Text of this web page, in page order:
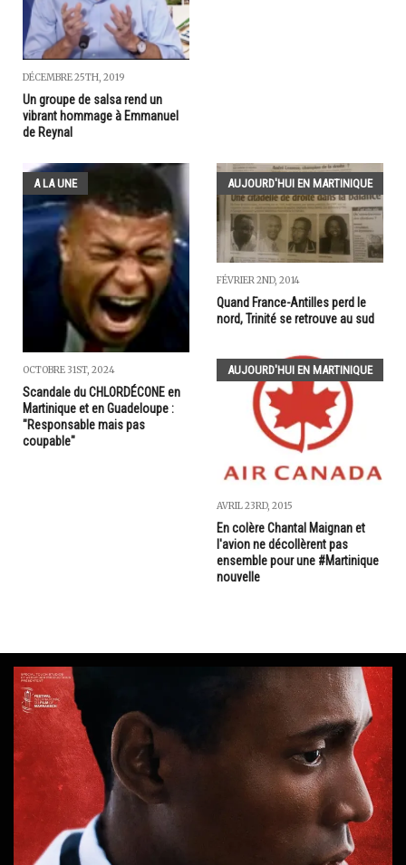
DÉCEMBRE 25TH, 2019
Un groupe de salsa rend un
vibrant hommage à Emmanuel
de Reynal
A LA UNE
OCTOBRE 31ST, 2024
Scandale du CHLORDÉCONE en
Martinique et en Guadeloupe :
"Responsable mais pas
coupable"
AUJOURD'HUI EN MARTINIQUE
FÉVRIER 2ND, 2014
Quand France-Antilles perd le
nord, Trinité se retrouve au sud
AUJOURD'HUI EN MARTINIQUE
AVRIL 23RD, 2015
En colère Chantal Maignan et
l'avion ne décollèrent pas
ensemble pour une #Martinique
nouvelle